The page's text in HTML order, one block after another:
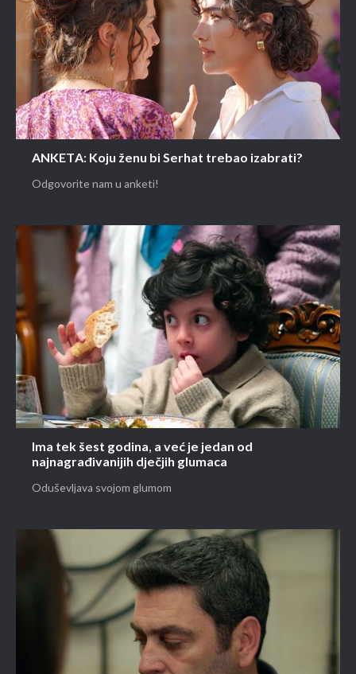
ANKETA: Koju ženu bi Serhat trebao izabrati?
Odgovorite nam u anketi!
Ima tek šest godina, a već je jedan od
najnagrađivanijih dječjih glumaca
Oduševljava svojom glumom